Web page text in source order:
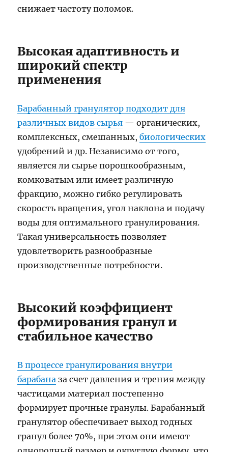
снижает частоту поломок.
Высокая адаптивность и
широкий спектр
применения
Барабанный гранулятор подходит для
различных видов сырья — органических,
комплексных, смешанных,биологических
удобрений и др. Независимо от того,
является ли сырье порошкообразным,
комковатым или имеет различную
фракцию, можно гибко регулировать
скорость вращения, угол наклона и подачу
воды для оптимального гранулирования.
Такая универсальность позволяет
удовлетворить разнообразные
производственные потребности.
Высокий коэффициент
формирования гранул и
стабильное качество
В процессе гранулирования внутри
барабана за счет давления и трения между
частицами материал постепенно
формирует прочные гранулы. Барабанный
гранулятор обеспечивает выход годных
гранул более 70%, при этом они имеют